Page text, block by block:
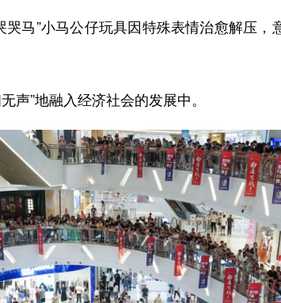
”小马公仔玩具因特殊表情治愈解压，
”地融入经济社会的发展中。